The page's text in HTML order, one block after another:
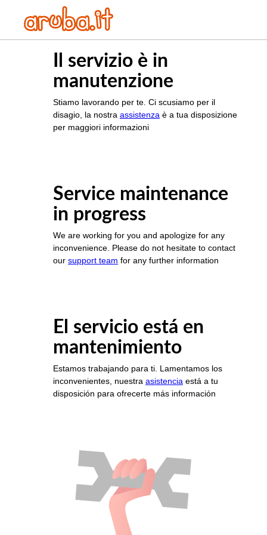
Il servizio è in
manutenzione
Stiamo lavorando per te. Ci scusiamo per il
disagio, la nostra assistenza è a tua disposizione
per maggiori informazioni
Service maintenance
in progress
We are working for you and apologize for any
inconvenience. Please do not hesitate to contact
our support team for any further information
El servicio está en
mantenimiento
Estamos trabajando para ti. Lamentamos los
inconvenientes, nuestra asistencia está a tu
disposición para ofrecerte más información